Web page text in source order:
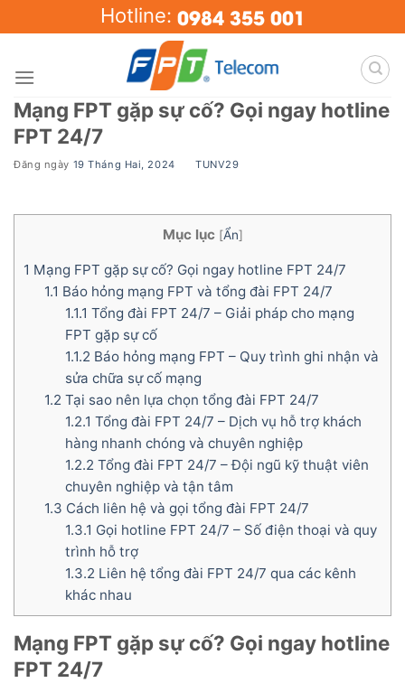
to
Hotline: 0984 355 001
Mạng FPT gặp sự cố? Gọi ngay hotline
FPT 24/7
Đăng ngày 19 Tháng Hai, 2024 TUNV29
Mục lục [Ẩn]
1 Mạng FPT gặp sự cố? Gọi ngay hotline FPT 24/7
1.1 Báo hỏng mạng FPT và tổng đài FPT 24/7
1.1.1 Tổng đài FPT 24/7 – Giải pháp cho mạng
FPT gặp sự cố
1.1.2 Báo hỏng mạng FPT – Quy trình ghi nhận và
sửa chữa sự cố mạng
1.2 Tại sao nên lựa chọn tổng đài FPT 24/7
1.2.1 Tổng đài FPT 24/7 – Dịch vụ hỗ trợ khách
hàng nhanh chóng và chuyên nghiệp
1.2.2 Tổng đài FPT 24/7 – Đội ngũ kỹ thuật viên
chuyên nghiệp và tận tâm
1.3 Cách liên hệ và gọi tổng đài FPT 24/7
1.3.1 Gọi hotline FPT 24/7 – Số điện thoại và quy
trình hỗ trợ
1.3.2 Liên hệ tổng đài FPT 24/7 qua các kênh
khác nhau
Mạng FPT gặp sự cố? Gọi ngay hotline
FPT 24/7